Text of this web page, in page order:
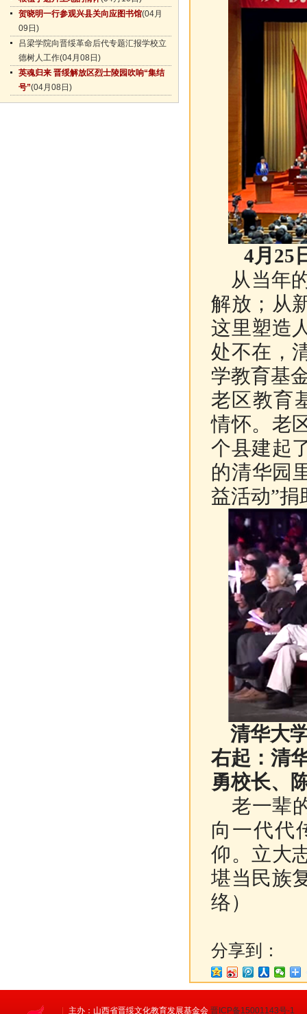
贺晓明一行参观兴县关向应图书馆(04月
09日)
吕梁学院向晋绥革命后代专题汇报学校立
德树人工作(04月08日)
英魂归来 晋绥解放区烈士陵园吹响“集结
号”(04月08日)
4月25
从当年
解放；从
这里塑造
处不在，
学教育基
老区教育
情怀。老
个县建起
的清华园
益活动”捐
清华大
右起：清
勇校长、
老一辈
向一代代
仰。立大
堪当民族
络）
分享到：
主办：山西省晋绥文化教育发展基金会 晋ICP备15001143号-1